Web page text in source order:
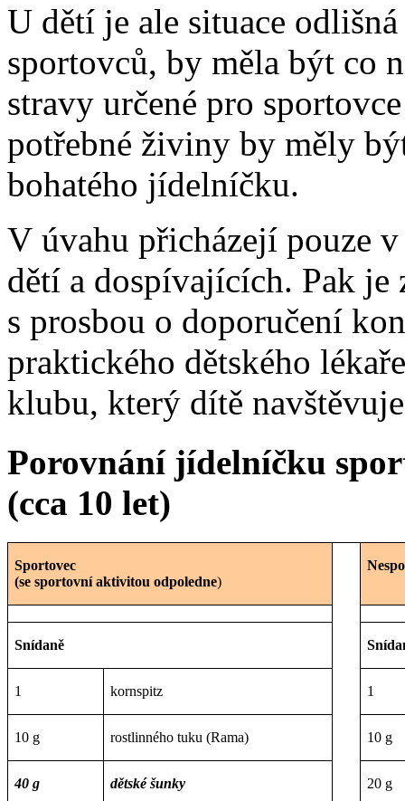
U dětí je ale situace
sportovců, by měla být co
stravy určené pro
potřebné živiny by měly
bohatého jídelníčku.
V úvahu přicházejí pouze
dětí a dospívajících. Pak je
s prosbou o doporučení
praktického dětského
klubu, který dítě
Porovnání jídelníčku
(cca 10 let)
Sportovec
(se sportovní aktivitou odpoledne)
Snídaně
1 kornspitz 1
10 g rostlinného tuku (Rama) 10 g
40 g dětské šunky 20 g